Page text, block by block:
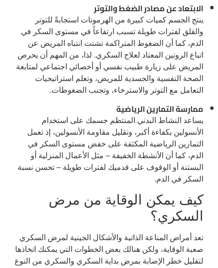
الابتعاد عن مصادر الضغط والتوتر
ينتج الجسم كميات كبيرة من الهرمونات استجابةً للتوتر
والقلق لفترات طويلة تسبب ارتفاعاً في مستوى السكر في
الدم، كما أن الضغوط المتراكمة تشتت انتباه المريض عن
اتباع الروتين المعتاد لعلاج السكري. لذا، من المهم أن يحرص
المريض على زيارة طبيب نفسي أو أخصائي اجتماعي لمتابعة
الصحة النفسية والجسدية للمريض، وتعلم استراتيجيات
التعامل مع التوتر والاسترخاء، وتجنب الضغوطات.
ممارسة التمارين الرياضية
يساعد النشاط البدني المنتظم جسمك على استخدام
الأنسولين بكفاءة أكبر، وتقليل مقاومة الأنسولين، إذ تعمل
التمارين الرياضية المكثفة على خفض مستوى السكر في
الدم، كما أن الأنشطة الخفيفة – مثل الأعمال المنزلية أو
البستنة أو الوقوف على قدميك لفترات طويلة – تحسن نسبة
السكر في الدم.
كيف يمكن الوقاية من مرض
السكري؟
تعد أمراض المناعة الذاتية والأشكال الجينية لمرض السكري
صعبة الوقاية، ولكن هنالك بعض الخطوات التي يمكنك اتخاذها
لتقليل خطر الإصابة بمرض بداية السكري والسكري من النوع